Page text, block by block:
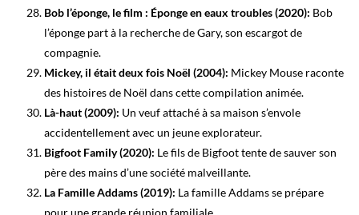
Bob l’éponge, le film : Éponge en eaux troubles (2020): Bob
l’éponge part à la recherche de Gary, son escargot de
compagnie.
Mickey, il était deux fois Noël (2004): Mickey Mouse raconte
des histoires de Noël dans cette compilation animée.
Là-haut (2009): Un veuf attaché à sa maison s’envole
accidentellement avec un jeune explorateur.
Bigfoot Family (2020): Le fils de Bigfoot tente de sauver son
père des mains d’une société malveillante.
La Famille Addams (2019): La famille Addams se prépare
pour une grande réunion familiale.